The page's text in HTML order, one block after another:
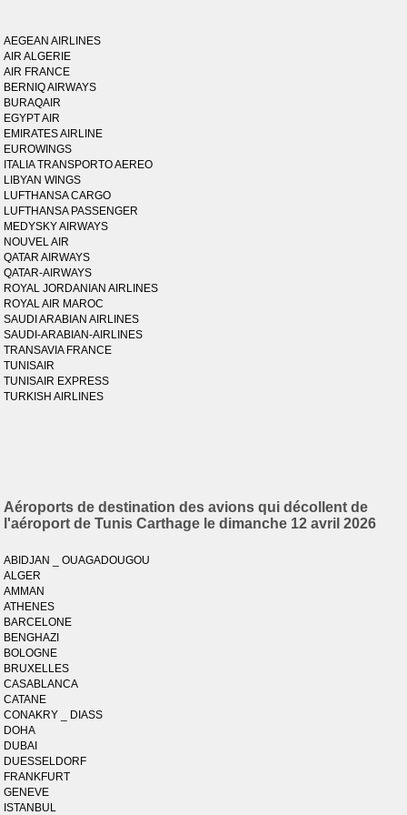
AEGEAN AIRLINES
AIR ALGERIE
AIR FRANCE
BERNIQ AIRWAYS
BURAQAIR
EGYPT AIR
EMIRATES AIRLINE
EUROWINGS
ITALIA TRANSPORTO AEREO
LIBYAN WINGS
LUFTHANSA CARGO
LUFTHANSA PASSENGER
MEDYSKY AIRWAYS
NOUVEL AIR
QATAR AIRWAYS
QATAR-AIRWAYS
ROYAL JORDANIAN AIRLINES
ROYAL AIR MAROC
SAUDI ARABIAN AIRLINES
SAUDI-ARABIAN-AIRLINES
TRANSAVIA FRANCE
TUNISAIR
TUNISAIR EXPRESS
TURKISH AIRLINES
Aéroports de destination des avions qui décollent de
l'aéroport de Tunis Carthage le dimanche 12 avril 2026
ABIDJAN _ OUAGADOUGOU
ALGER
AMMAN
ATHENES
BARCELONE
BENGHAZI
BOLOGNE
BRUXELLES
CASABLANCA
CATANE
CONAKRY _ DIASS
DOHA
DUBAI
DUESSELDORF
FRANKFURT
GENEVE
ISTANBUL